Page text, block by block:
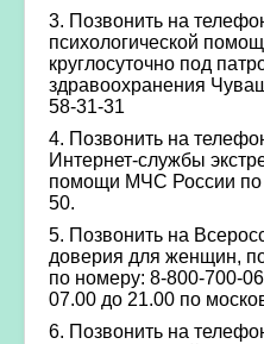
3. Позвонить на
психологической
круглосуточно под
здравоохранения
58-31-31
4. Позвонить на
Интернет-службы
помощи МЧС России по
50.
5. Позвонить на
доверия для женщин,
по номеру: 8-800-700-
07.00 до 21.00 по
6. Позвонить на